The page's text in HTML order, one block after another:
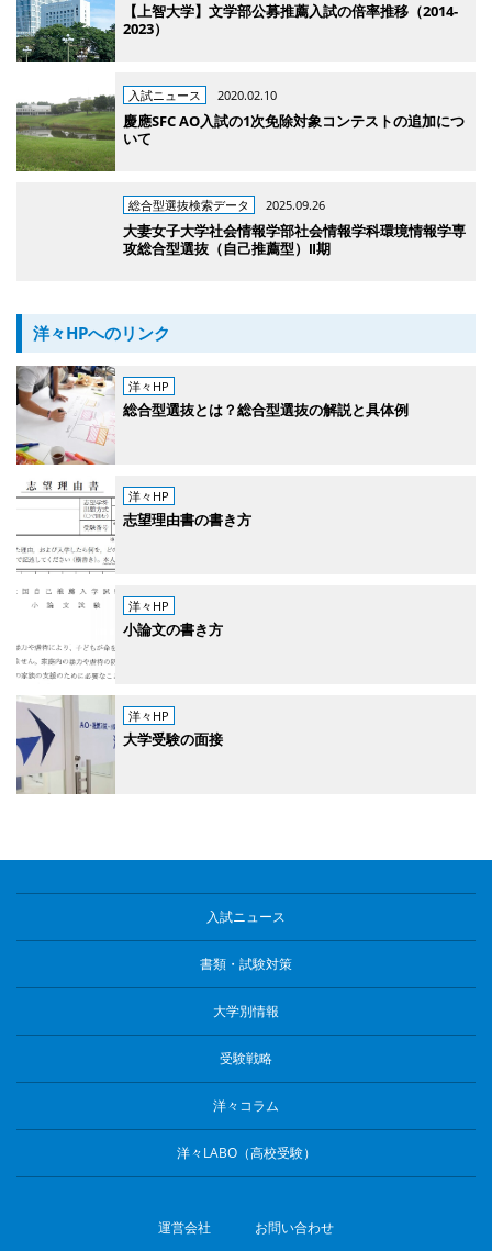
【上智大学】文学部公募推薦入試の倍率推移（2014-
2023）
入試ニュース 2020.02.10
慶應SFC AO入試の1次免除対象コンテストの追加につ
いて
総合型選抜検索データ 2025.09.26
大妻女子大学社会情報学部社会情報学科環境情報学専
攻総合型選抜（自己推薦型）Ⅱ期
洋々HPへのリンク
洋々HP
総合型選抜とは？総合型選抜の解説と具体例
洋々HP
志望理由書の書き方
洋々HP
小論文の書き方
洋々HP
大学受験の面接
入試ニュース
書類・試験対策
大学別情報
受験戦略
洋々コラム
洋々LABO（高校受験）
運営会社 お問い合わせ